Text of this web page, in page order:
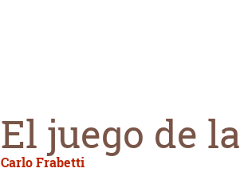
El juego de
Carlo Frabetti